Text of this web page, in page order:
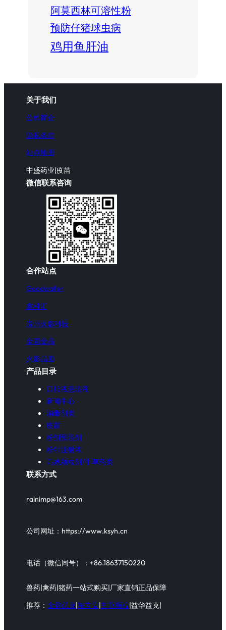
阿莫西林可溶性粉
预防仔猪球虫病
鸡用鱼肝油
关于我们
公司简介
隐私条款
站点地图
中盛药业|疫苗
微信联系咨询
合作站点
Goodwafer
鑫科汇
贵州火影科技
全固金晶
火影晶圆
产品目录
口服液悬混液
新闻中心
消毒剂类
疫苗
粉剂预混剂
粉针注射液
高效颗粒剂/中草药类
联系方式
rainimp@163.com
公司网址：https://www.ksyh.cn
电话（微信同号）：+86.18637150220
兽药|禽药|猪药一站式购买|厂家直销正品保障
推荐： 金牌优克|梅立安|甘草颗粒|益华益克|